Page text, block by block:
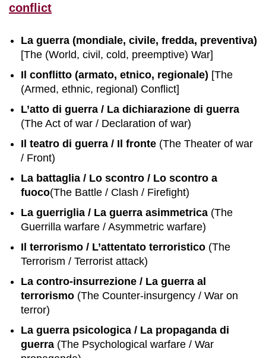
conflict
La guerra (mondiale, civile, fredda, preventiva)
[The (World, civil, cold, preemptive) War]
Il conflitto (armato, etnico, regionale) [The
(Armed, ethnic, regional) Conflict]
L’atto di guerra / La dichiarazione di guerra
(The Act of war / Declaration of war)
Il teatro di guerra / Il fronte (The Theater of war
/ Front)
La battaglia / Lo scontro / Lo scontro a
fuoco(The Battle / Clash / Firefight)
La guerriglia / La guerra asimmetrica (The
Guerrilla warfare / Asymmetric warfare)
Il terrorismo / L’attentato terroristico (The
Terrorism / Terrorist attack)
La contro-insurrezione / La guerra al
terrorismo (The Counter-insurgency / War on
terror)
La guerra psicologica / La propaganda di
guerra (The Psychological warfare / War